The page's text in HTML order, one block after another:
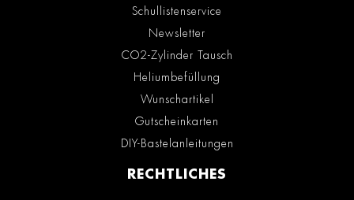
Schullistenservice
Newsletter
CO2-Zylinder Tausch
Heliumbefüllung
Wunschartikel
Gutscheinkarten
DIY-Bastelanleitungen
RECHTLICHES